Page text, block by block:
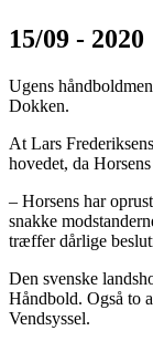
15/09 - 2020
Ugens
Dokken.
At Lars
hovedet, da
– Horsens har
snakke
træffer dårlige
Den svenske
Håndbold. Også to
Vendsyssel.